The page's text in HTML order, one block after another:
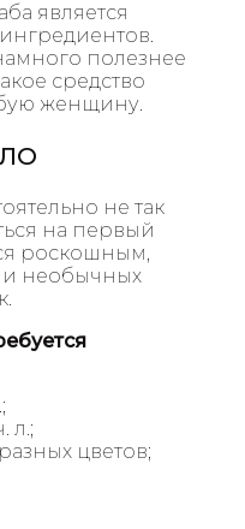
является
полезнее
средство
женщину.
не так
на первый
роскошным,
необычных
л.;
цветов;